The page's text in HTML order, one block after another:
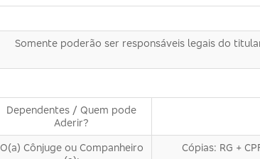
Somente poderão ser responsáveis legais do
Dependentes / Quem pode
Aderir?
O(a) Cônjuge ou Companheiro
Cópias: RG +